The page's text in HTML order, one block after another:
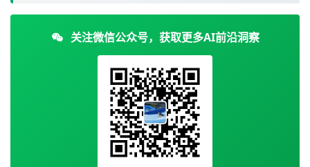
关注微信公众号，获取更多AI前沿洞察